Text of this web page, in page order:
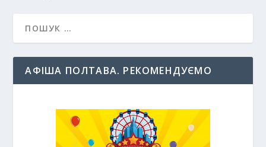
АФІША ПОЛТАВА. РЕКОМЕНДУЄМО